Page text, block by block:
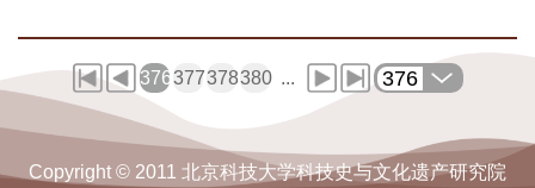
376377378380 ... 376
Copyright © 2011 北京科技大学科技史与文化遗产研究院